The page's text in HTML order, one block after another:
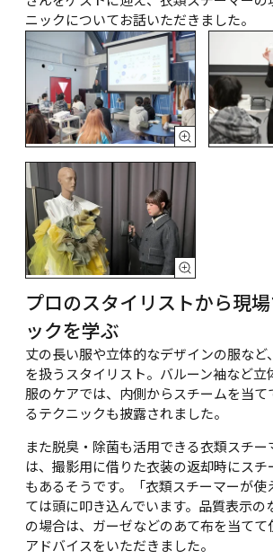
ニックについてお話いただきました。
プロのスタイリストから現
ックを学ぶ
丈の長い服や立体的なデザインの服など
を扱うスタイリスト。バルーン袖など立
服のケアでは、内側からスチームを当
るテクニックも披露されました。
また脱臭・除菌も活用できる衣類スチ
は、撮影用に借りた衣装の返却時にスチ
もあるそうです。「衣類スチーマーが使
ては頭に叩き込んでいます。品質表示の
の場合は、ガーゼなどのあて布を当てて
アドバイスをいただきました。